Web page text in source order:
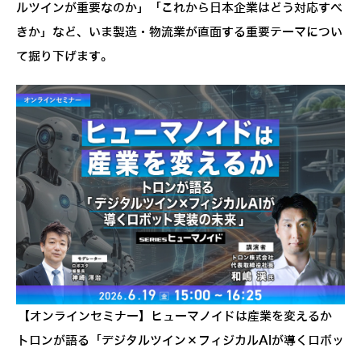
ルツインが重要なのか」「これから日本企業はどう対応すべ
きか」など、いま製造・物流業が直面する重要テーマについ
て掘り下げます。
【オンラインセミナー】ヒューマノイドは産業を変えるか
トロンが語る「デジタルツイン×フィジカルAIが導くロボッ